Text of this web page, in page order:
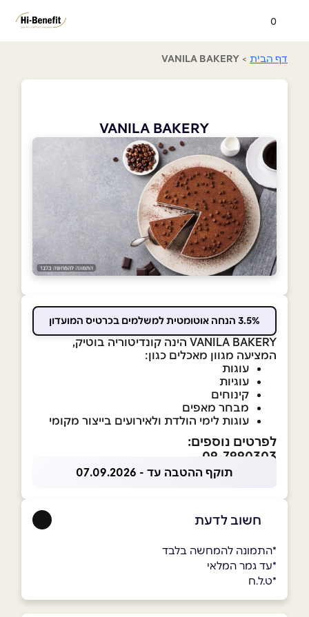
0
דף הבית >
VANILA BAKERY
VANILA BAKERY
3.5% הנחה אוטומטית למשלמים בכרטיס המועדון
VANILA BAKERY הינה קונדיטוריה בוטיק,
המציעה מגוון מאכלים כגון:
עוגות
עוגיות
קינוחים
מבחר מאפים
עוגות לימי הולדת ולאירועים בייצור מקומי
לפרטים נוספים:
09-7990303
תוקף ההטבה עד - 07.09.2026
חשוב לדעת
*התמונה להמחשה בלבד
*עד גמר המלאי
*ט.ל.ח